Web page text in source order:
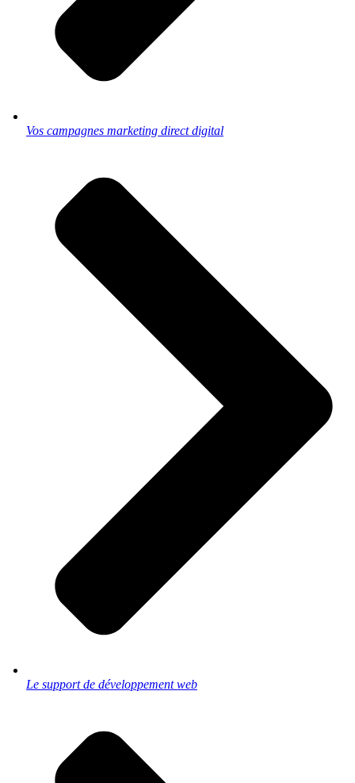
Vos campagnes marketing direct digital
Le support de développement web